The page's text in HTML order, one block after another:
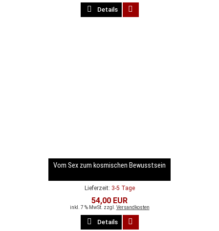
Details
Vom Sex zum kosmischen Bewusstsein
Lieferzeit: 3-5 Tage
54,00 EUR
inkl. 7 % MwSt. zzgl. Versandkosten
Details